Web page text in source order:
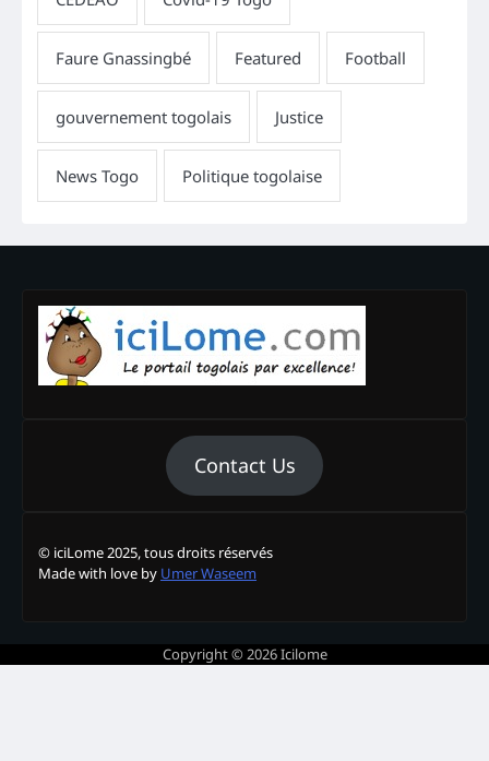
Contact Us
© iciLome 2025, tous droits réservés
Made with love by Umer Waseem
Copyright © 2026Icilome